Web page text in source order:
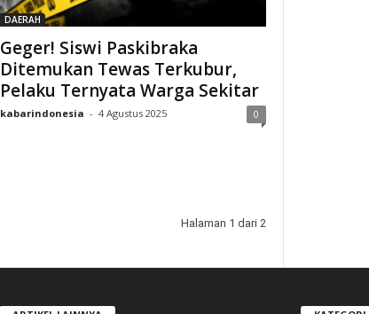
DAERAH
Geger! Siswi Paskibraka
Ditemukan Tewas Terkubur,
Pelaku Ternyata Warga Sekitar
kabarindonesia - 4 Agustus 2025 0
Halaman 1 dari 2